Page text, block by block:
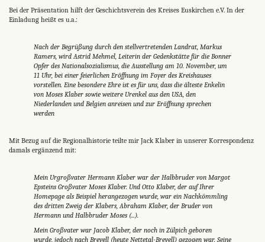
Bei der Präsentation hilft der Geschichtsverein des Kreises Euskirchen e.V. In der
Einladung heißt es u.a.:
Nach der Begrüßung durch den stellvertretenden Landrat, Markus
Ramers, wird Astrid Mehmel, Leiterin der Gedenkstätte für die Bonner
Opfer des Nationalsozialismus, die Ausstellung am 10. November, um
11 Uhr, bei einer feierlichen Eröffnung im Foyer des Kreishauses
vorstellen. Eine besondere Ehre ist es für uns, dass die älteste Enkelin
von Moses Klaber sowie weitere Urenkel aus den USA, den
Niederlanden und Belgien anreisen und zur Eröffnung sprechen
werden
Mit Bezug auf die Regionalhistorie teilte mir Jack Klaber in unserer Korrespondenz
damals ergänzend mit:
Mein Urgroßvater Hermann Klaber war der Halbbruder von Margot
Epsteins Großvater Moses Klaber. Und Otto Klaber, der auf Ihrer
Homepage als Beispiel herangezogen wurde, war ein Nachkömmling
des dritten Zweig der Klabers, Abraham Klaber, der Bruder von
Hermann und Halbbruder Moses (...).
Mein Großvater war Jacob Klaber, der noch in Zülpich geboren
wurde, jedoch nach Breyell (heute Nettetal-Breyell) gezogen war. Seine